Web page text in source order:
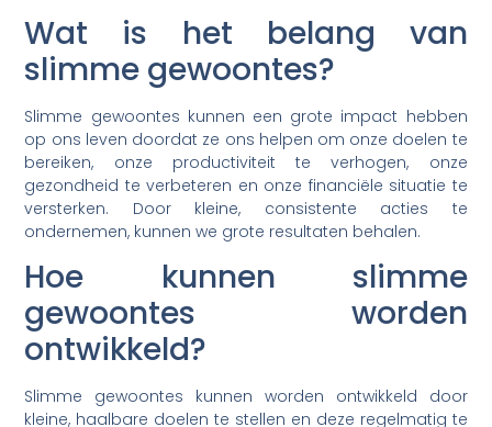
Wat is het belang van
slimme gewoontes?
Slimme gewoontes kunnen een grote impact hebben
op ons leven doordat ze ons helpen om onze doelen te
bereiken, onze productiviteit te verhogen, onze
gezondheid te verbeteren en onze financiële situatie te
versterken. Door kleine, consistente acties te
ondernemen, kunnen we grote resultaten behalen.
Hoe kunnen slimme
gewoontes worden
ontwikkeld?
Slimme gewoontes kunnen worden ontwikkeld door
kleine, haalbare doelen te stellen en deze regelmatig te